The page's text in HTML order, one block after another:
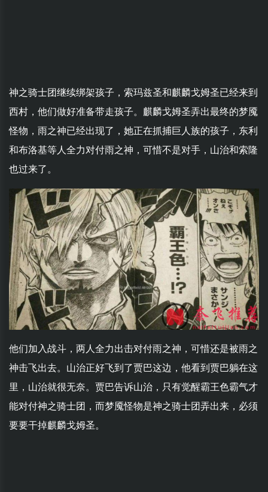
神之骑士团继续绑架孩子，索玛兹圣和麒麟戈姆圣已经来到
西村，他们做好准备带走孩子。麒麟戈姆圣弄出最终的梦魇
怪物，雨之神已经出现了，她正在抓捕巨人族的孩子，东利
和布洛基等人全力对付雨之神，可惜不是对手，山治和索隆
也过来了。
他们加入战斗，两人全力出击对付雨之神，可惜还是被雨之
神击飞出去。山治正好飞到了贾巴这边，他看到贾巴躺在这
里，山治就很无奈。贾巴告诉山治，只有觉醒霸王色霸气才
能对付神之骑士团，而梦魇怪物是神之骑士团弄出来，必须
要要干掉麒麟戈姆圣。